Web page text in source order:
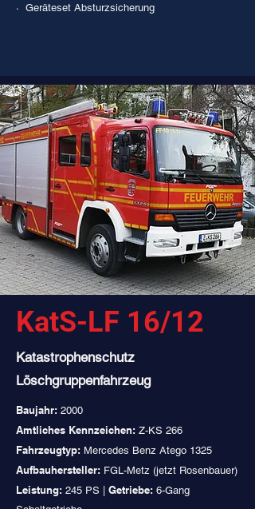
· Geräteset Absturzsicherung
KatS-LF 16/12
Katastrophenschutz
Löschgruppenfahrzeug
Baujahr: 2000
Amtliches Kennzeichen: Z-KS 266
Fahrzeugtyp: Mercedes Benz Atego 1325
Aufbauhersteller: FGL-Metz (jetzt Rosenbauer)
Leistung: 245 PS | Getriebe: 6-Gang